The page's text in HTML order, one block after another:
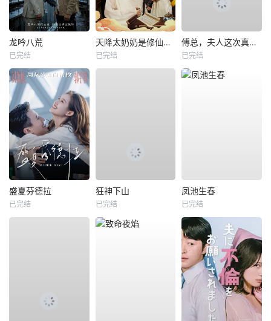
龙吟八荒
已完结
天降太奶奶是修仙老祖
已完结
傅总，夫人这次真的死了
已完结
盛夏芬德拉
已完结
狂神下山
已完结
凤池生春
已完结